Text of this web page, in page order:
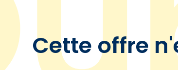
Cette offre